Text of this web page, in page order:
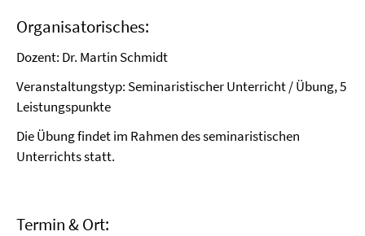
Organisatorisches:
Dozent: Dr. Martin Schmidt
Veranstaltungstyp: Seminaristischer Unterricht / Übung, 5
Leistungspunkte
Die Übung findet im Rahmen des seminaristischen
Unterrichts statt.
Termin & Ort: